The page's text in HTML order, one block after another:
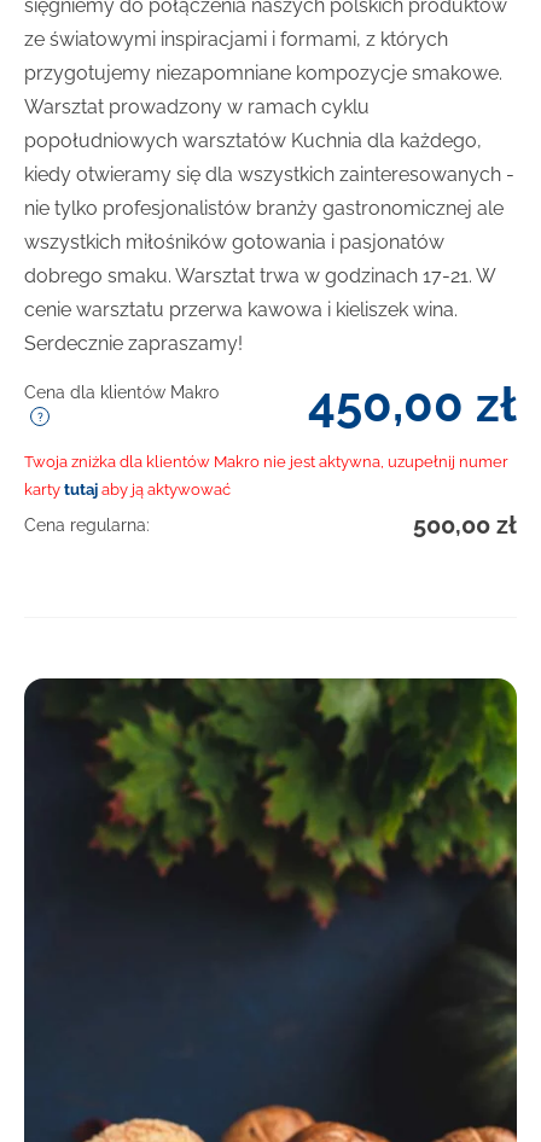
sięgniemy do połączenia naszych polskich produktów
ze światowymi inspiracjami i formami, z których
przygotujemy niezapomniane kompozycje smakowe.
Warsztat prowadzony w ramach cyklu
popołudniowych warsztatów Kuchnia dla każdego,
kiedy otwieramy się dla wszystkich zainteresowanych -
nie tylko profesjonalistów branży gastronomicznej ale
wszystkich miłośników gotowania i pasjonatów
dobrego smaku. Warsztat trwa w godzinach 17-21. W
cenie warsztatu przerwa kawowa i kieliszek wina.
Serdecznie zapraszamy!
Cena dla klientów Makro 450,00 zł
Twoja zniżka dla klientów Makro nie jest aktywna, uzupełnij numer
karty tutaj aby ją aktywować
Cena regularna: 500,00 zł